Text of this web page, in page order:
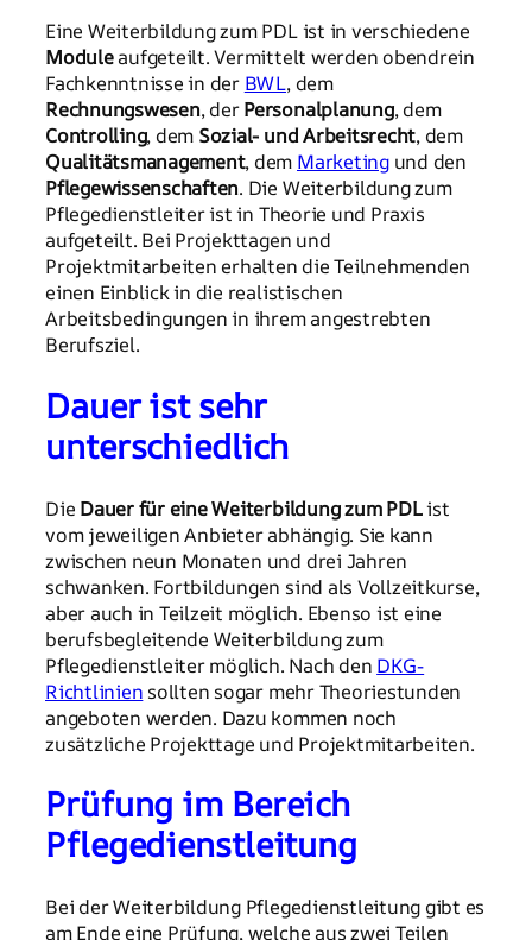
Eine Weiterbildung zum PDL ist in verschiedene
Moduleaufgeteilt. Vermittelt werden obendrein
Fachkenntnisse in der BWL, dem
Rechnungswesen, derPersonalplanung, dem
Controlling, dem Sozial- und Arbeitsrecht, dem
Qualitätsmanagement, dem Marketingund den
Pflegewissenschaften. Die Weiterbildung zum
Pflegedienstleiter ist in Theorie und Praxis
aufgeteilt. Bei Projekttagen und
Projektmitarbeiten erhalten die Teilnehmenden
einen Einblick in die realistischen
Arbeitsbedingungen in ihrem angestrebten
Berufsziel.
Dauer ist sehr
unterschiedlich
Die Dauer für eine Weiterbildung zum PDList
vom jeweiligen Anbieter abhängig. Sie kann
zwischen neun Monaten und drei Jahren
schwanken. Fortbildungen sind als Vollzeitkurse,
aber auch in Teilzeit möglich. Ebenso ist eine
berufsbegleitende Weiterbildung zum
Pflegedienstleiter möglich. Nach den DKG-
Richtlinien sollten sogar mehr Theoriestunden
angeboten werden. Dazu kommen noch
zusätzliche Projekttage und Projektmitarbeiten.
Prüfung im Bereich
Pflegedienstleitung
Bei der Weiterbildung Pflegedienstleitung gibt es
am Ende eine Prüfung, welche aus zwei Teilen